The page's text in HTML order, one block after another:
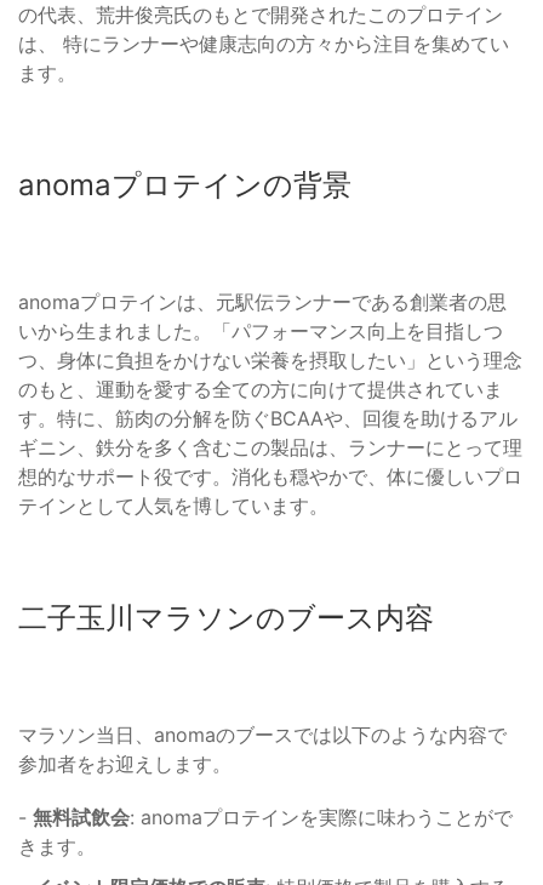
の代表、荒井俊亮氏のもとで開発されたこのプロテイン
は、 特にランナーや健康志向の方々から注目を集めてい
ます。
anomaプロテインの背景
anomaプロテインは、元駅伝ランナーである創業者の思
いから生まれました。「パフォーマンス向上を目指しつ
つ、身体に負担をかけない栄養を摂取したい」という理念
のもと、運動を愛する全ての方に向けて提供されていま
す。特に、筋肉の分解を防ぐBCAAや、回復を助けるアル
ギニン、鉄分を多く含むこの製品は、ランナーにとって理
想的なサポート役です。消化も穏やかで、体に優しいプロ
テインとして人気を博しています。
二子玉川マラソンのブース内容
マラソン当日、anomaのブースでは以下のような内容で
参加者をお迎えします。
- 無料試飲会: anomaプロテインを実際に味わうことがで
きます。